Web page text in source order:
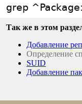
grep
Так же в этом
Добавление
Определение
SUID
Добавление